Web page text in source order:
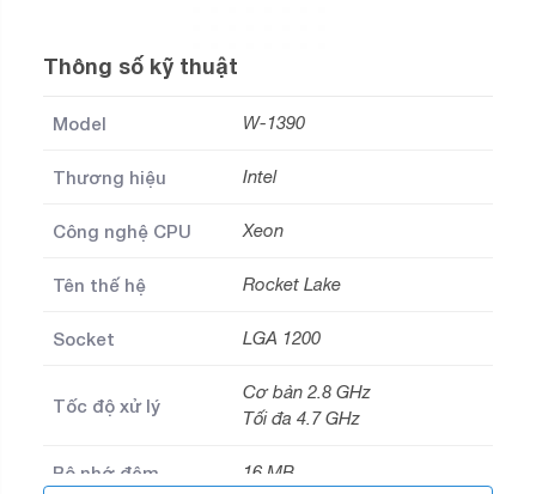
Thông số kỹ thuật
Model W-1390
Thương hiệu Intel
Công nghệ CPU Xeon
Tên thế hệ Rocket Lake
Socket LGA 1200
Tốc độ xử lý
Cơ bản 2.8 GHz
Tối đa 4.7 GHz
Bộ nhớ đệm 16 MB